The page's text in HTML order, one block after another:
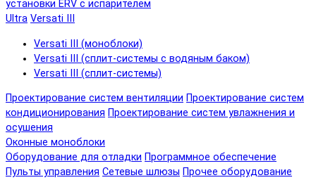
установки ERV с испарителем
Ultra Versati III
Versati III (моноблоки)
Versati III (сплит-системы с водяным баком)
Versati III (сплит-системы)
Проектирование систем вентиляции Проектирование систем
кондиционирования Проектирование систем увлажнения и
осушения
Оконные моноблоки
Оборудование для отладки Программное обеспечение
Пульты управления Сетевые шлюзы Прочее оборудование